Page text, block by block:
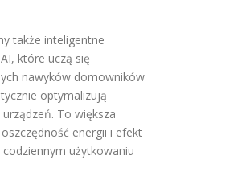
także inteligentne
które uczą się
nawyków domowników
optymalizują
urządzeń. To większa
energii i efekt
codziennym użytkowaniu